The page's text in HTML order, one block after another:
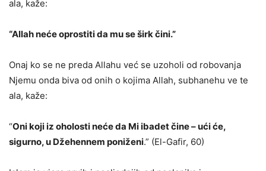
ala, kaže:
“Allah neće oprostiti da mu se širk čini.”
Onaj ko se ne preda Allahu već se uzoholi od robovanja
Njemu onda biva od onih o kojima Allah, subhanehu ve te
ala, kaže:
“Oni koji iz oholosti neće da Mi ibadet čine – ući će,
sigurno, u Džehennem poniženi.” (El-Gafir, 60)